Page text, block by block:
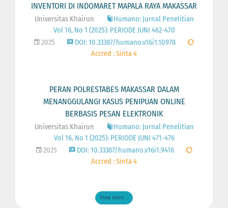
INVENTORI DI INDOMARET MAPALA RAYA MAKASSAR
Universitas Khairun
Humano: Jurnal Penelitian
Vol 16, No 1 (2025): PERIODE JUNI 462-470
2025
DOI: 10.33387/humano.v16i1.10978
Accred : Sinta 4
PERAN POLRESTABES MAKASSAR DALAM
MENANGGULANGI KASUS PENIPUAN ONLINE
BERBASIS PESAN ELEKTRONIK
Universitas Khairun
Humano: Jurnal Penelitian
Vol 16, No 1 (2025): PERIODE JUNI 471-476
2025
DOI: 10.33387/humano.v16i1.9416
Accred : Sinta 4
View more ...